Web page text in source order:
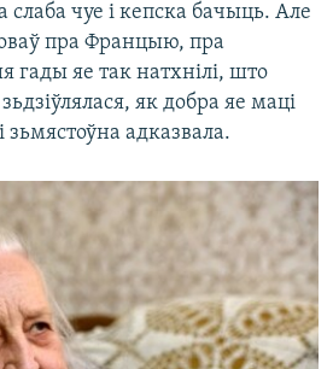
чуе і кепска бачыць. Але
пра Францыю, пра
гады яе так натхнілі, што
як добра яе маці
зьмястоўна адказвала.